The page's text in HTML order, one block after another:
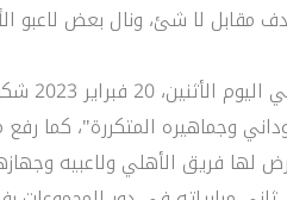
مقابل لا شئ، ونال بعض لاعبو
- من
وجماهيره المتكررة"، كما
لها فريق الأهلي ولاعبيه